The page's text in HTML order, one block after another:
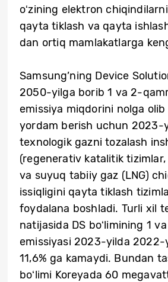
oʻzining elektron
qayta tiklash va qayta
dan ortiq mamlakatlarga
Samsung’ning Device
2050-yilga borib 1 va 2-
emissiya miqdorini nolga olib
yordam berish uchun 2023-
texnologik gazni tozalash
(regenerativ katalitik tizimlar,
va suyuq tabiiy gaz (LNG)
issiqligini qayta tiklash
foydalana boshladi. Turli xil
natijasida DS boʻlimining 1
emissiyasi 2023-yilda 2022-
11,6% ga kamaydi. Bundan
boʻlimi Koreyada 60